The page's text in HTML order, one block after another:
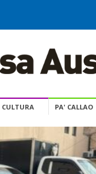
CULTURA PA' CALLAO